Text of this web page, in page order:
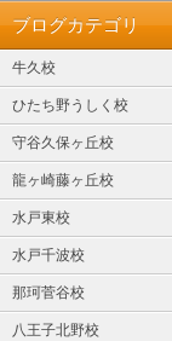
ブログカテゴリ
牛久校
ひたち野うしく校
守谷久保ヶ丘校
龍ヶ崎藤ヶ丘校
水戸東校
水戸千波校
那珂菅谷校
八王子北野校